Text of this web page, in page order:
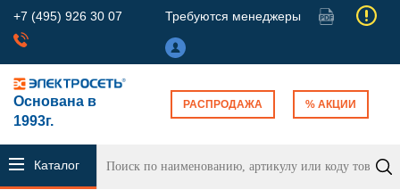
+7 (495) 926 30 07 Требуются менеджеры
Основана в
1993г.
РАСПРОДАЖА % АКЦИИ
Каталог